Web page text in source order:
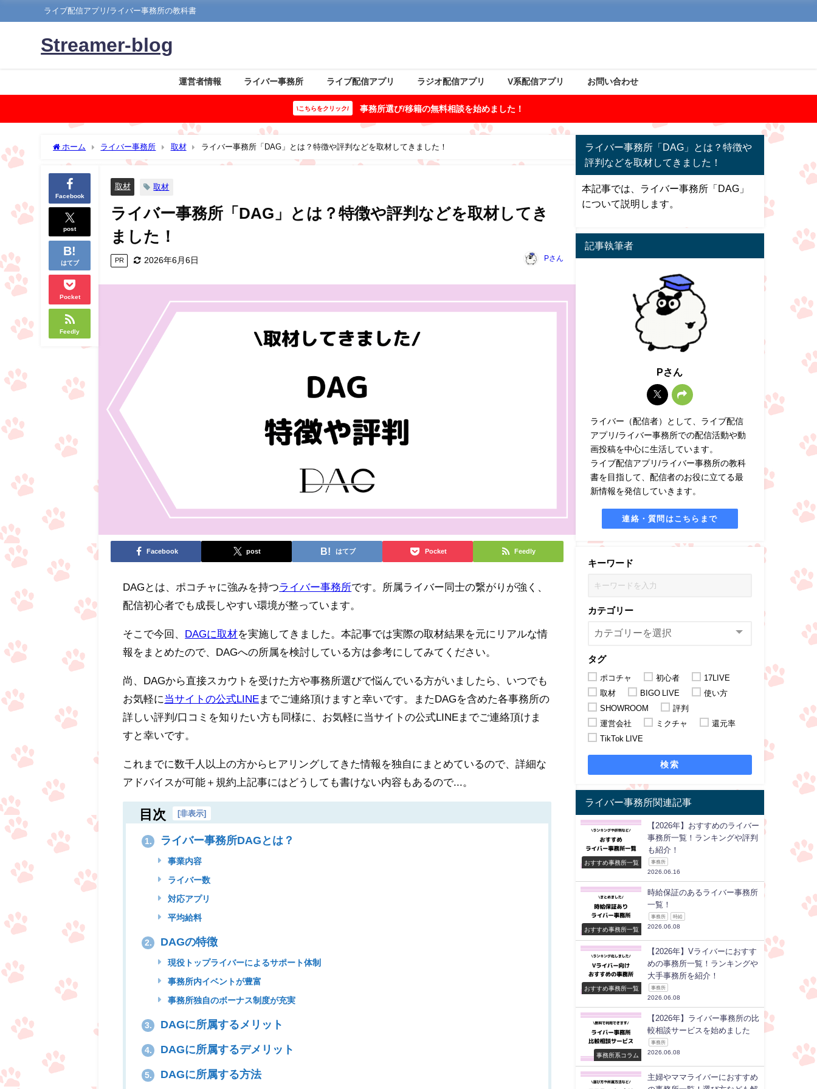
ライブ配信アプリ/ライバー事務所の教科書
Streamer-blog
運営者情報 ライバー事務所 ライブ配信アプリ ラジオ配信アプリ V系配信アプリ お問い合わせ
\こちらをクリック/ 事務所選び/移籍の無料相談を始めました！
ホーム ライバー事務所 取材 ライバー事務所「DAG」とは？特徴や評判などを取材してきました！
Facebook
post
はてブ
Pocket
Feedly
取材 取材
ライバー事務所「DAG」とは？特徴や評判などを取材してき
ました！
PR 2026年6月6日 Pさん
Facebook post はてブ Pocket Feedly
DAGとは、ポコチャに強みを持つライバー事務所です。所属ライバー同士の繋がりが強く、
配信初心者でも成長しやすい環境が整っています。
そこで今回、 DAGに取材を実施してきました。本記事では実際の取材結果を元にリアルな情
報をまとめたので、DAGへの所属を検討している方は参考にしてみてください。
尚、DAGから直接スカウトを受けた方や事務所選びで悩んでいる方がいましたら、いつでも
お気軽に当サイトの公式LINEまでご連絡頂けますと幸いです。またDAGを含めた各事務所の
詳しい評判/口コミを知りたい方も同様に、お気軽に当サイトの公式LINEまでご連絡頂けま
すと幸いです。
これまでに数千人以上の方からヒアリングしてきた情報を独自にまとめているので、詳細な
アドバイスが可能＋規約上記事にはどうしても書けない内容もあるので...。
目次 [非表示]
1. ライバー事務所DAGとは？
事業内容
ライバー数
対応アプリ
平均給料
2. DAGの特徴
現役トップライバーによるサポート体制
事務所内イベントが豊富
事務所独自のボーナス制度が充実
3. DAGに所属するメリット
4. DAGに所属するデメリット
5. DAGに所属する方法
ライバー事務所「DAG」とは？特徴や
評判などを取材してきました！
本記事では、ライバー事務所「DAG」
について説明します。
記事執筆者
Pさん
ライバー（配信者）として、ライブ配信
アプリ/ライバー事務所での配信活動や動
画投稿を中心に生活しています。
ライブ配信アプリ/ライバー事務所の教科
書を目指して、配信者のお役に立てる最
新情報を発信していきます。
連絡・質問はこちらまで
キーワード
カテゴリー
タグ
ポコチャ 初心者
17LIVE
取材
BIGO LIVE
使い方
SHOWROOM
評判
運営会社
ミクチャ
還元率
TikTok LIVE
検索
ライバー事務所関連記事
おすすめ事務所一覧
【2026年】おすすめのライバー
事務所一覧！ランキングや評判
も紹介！
事務所
2026.06.16
おすすめ事務所一覧
時給保証のあるライバー事務所
一覧！
事務所 時給
2026.06.08
おすすめ事務所一覧
【2026年】Vライバーにおすす
めの事務所一覧！ランキングや
大手事務所を紹介！
事務所
2026.06.08
事務所系コラム
【2026年】ライバー事務所の比
較相談サービスを始めました
事務所
2026.06.08
主婦やママライバーにおすすめ